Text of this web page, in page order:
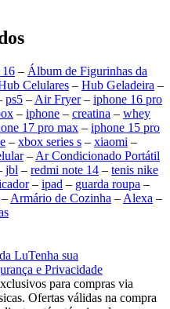
16 – Álbum de Figurinhas da
Celulares – Hub Geladeira –
ps5 – Air Fryer– iphone 16 pro
– iphone – creatina – whey
17 pro max – iphone 15 pro
– xbox series s – xiaomi –
– Ar Condicionado Portátil
jbl – redmi note 14 – tenis nike
– ipad – guarda roupa –
– Armário de Cozinha – Alexa –
LuTenha sua
e Privacidade
para compras via
Ofertas válidas na compra